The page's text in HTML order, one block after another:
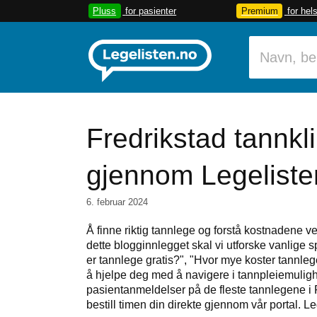
Pluss for pasienter Premium for
Fredrikstad
gjennom
6. februar 2024
Å finne riktig tannlege og forstå kostnadene
dette blogginnlegget skal vi utforske vanlige
er tannlege gratis?", "Hvor mye koster
å hjelpe deg med å navigere i
pasientanmeldelser på de fleste tannlegene
bestill timen din direkte gjennom vår portal.